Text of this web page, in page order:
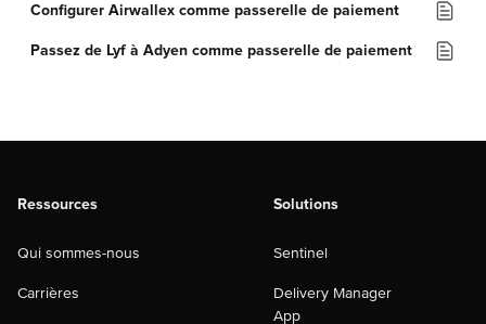
Configurer Airwallex comme passerelle de paiement
Passez de Lyf à Adyen comme passerelle de paiement
Ressources
Qui sommes-nous
Carrières
Solutions
Sentinel
Delivery Manager
App